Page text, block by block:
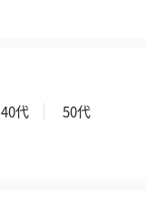
40代
50代